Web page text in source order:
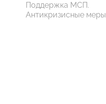
Поддержка МСП.
Антикризисные меры